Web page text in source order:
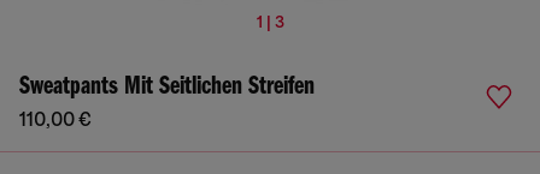
1 | 3
Sweatpants Mit Seitlichen Streifen
110,00 €